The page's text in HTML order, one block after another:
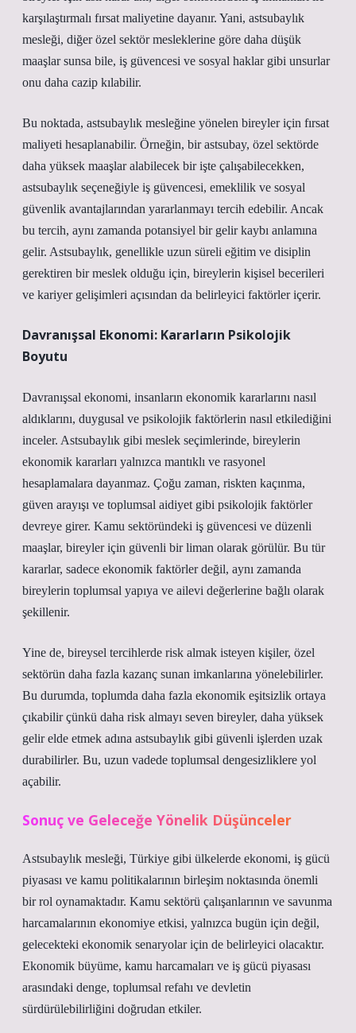
karşılaştırmalı fırsat maliyetine dayanır. Yani, astsubaylık
mesleği, diğer özel sektör mesleklerine göre daha düşük
maaşlar sunsa bile, iş güvencesi ve sosyal haklar gibi unsurlar
onu daha cazip kılabilir.
Bu noktada, astsubaylık mesleğine yönelen bireyler için fırsat
maliyeti hesaplanabilir. Örneğin, bir astsubay, özel sektörde
daha yüksek maaşlar alabilecek bir işte çalışabilecekken,
astsubaylık seçeneğiyle iş güvencesi, emeklilik ve sosyal
güvenlik avantajlarından yararlanmayı tercih edebilir. Ancak
bu tercih, aynı zamanda potansiyel bir gelir kaybı anlamına
gelir. Astsubaylık, genellikle uzun süreli eğitim ve disiplin
gerektiren bir meslek olduğu için, bireylerin kişisel becerileri
ve kariyer gelişimleri açısından da belirleyici faktörler içerir.
Davranışsal Ekonomi: Kararların Psikolojik
Boyutu
Davranışsal ekonomi, insanların ekonomik kararlarını nasıl
aldıklarını, duygusal ve psikolojik faktörlerin nasıl etkilediğini
inceler. Astsubaylık gibi meslek seçimlerinde, bireylerin
ekonomik kararları yalnızca mantıklı ve rasyonel
hesaplamalara dayanmaz. Çoğu zaman, riskten kaçınma,
güven arayışı ve toplumsal aidiyet gibi psikolojik faktörler
devreye girer. Kamu sektöründeki iş güvencesi ve düzenli
maaşlar, bireyler için güvenli bir liman olarak görülür. Bu tür
kararlar, sadece ekonomik faktörler değil, aynı zamanda
bireylerin toplumsal yapıya ve ailevi değerlerine bağlı olarak
şekillenir.
Yine de, bireysel tercihlerde risk almak isteyen kişiler, özel
sektörün daha fazla kazanç sunan imkanlarına yönelebilirler.
Bu durumda, toplumda daha fazla ekonomik eşitsizlik ortaya
çıkabilir çünkü daha risk almayı seven bireyler, daha yüksek
gelir elde etmek adına astsubaylık gibi güvenli işlerden uzak
durabilirler. Bu, uzun vadede toplumsal dengesizliklere yol
açabilir.
Sonuç ve Geleceğe Yönelik Düşünceler
Astsubaylık mesleği, Türkiye gibi ülkelerde ekonomi, iş gücü
piyasası ve kamu politikalarının birleşim noktasında önemli
bir rol oynamaktadır. Kamu sektörü çalışanlarının ve savunma
harcamalarının ekonomiye etkisi, yalnızca bugün için değil,
gelecekteki ekonomik senaryolar için de belirleyici olacaktır.
Ekonomik büyüme, kamu harcamaları ve iş gücü piyasası
arasındaki denge, toplumsal refahı ve devletin
sürdürülebilirliğini doğrudan etkiler.